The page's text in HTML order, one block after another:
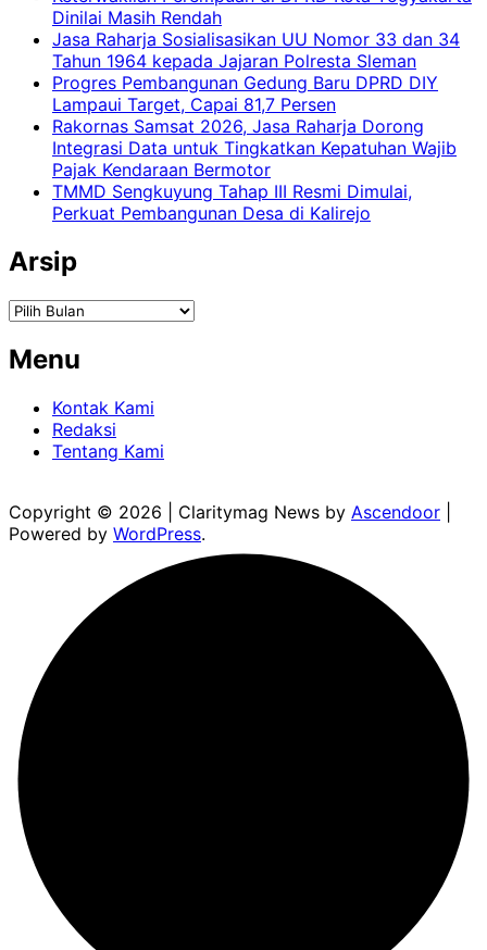
Dinilai Masih Rendah
Jasa Raharja Sosialisasikan UU Nomor 33 dan 34
Tahun 1964 kepada Jajaran Polresta Sleman
Progres Pembangunan Gedung Baru DPRD DIY
Lampaui Target, Capai 81,7 Persen
Rakornas Samsat 2026, Jasa Raharja Dorong
Integrasi Data untuk Tingkatkan Kepatuhan Wajib
Pajak Kendaraan Bermotor
TMMD Sengkuyung Tahap III Resmi Dimulai,
Perkuat Pembangunan Desa di Kalirejo
Arsip
Arsip
Menu
Kontak Kami
Redaksi
Tentang Kami
Copyright © 2026 | Claritymag News by Ascendoor
Powered by WordPress.